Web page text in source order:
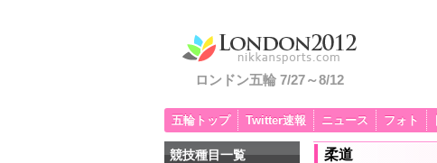
ロンドン五輪 7/27～8/12
五輪トップ Twitter速報 ニュース フォト
柔道
競技種目一覧